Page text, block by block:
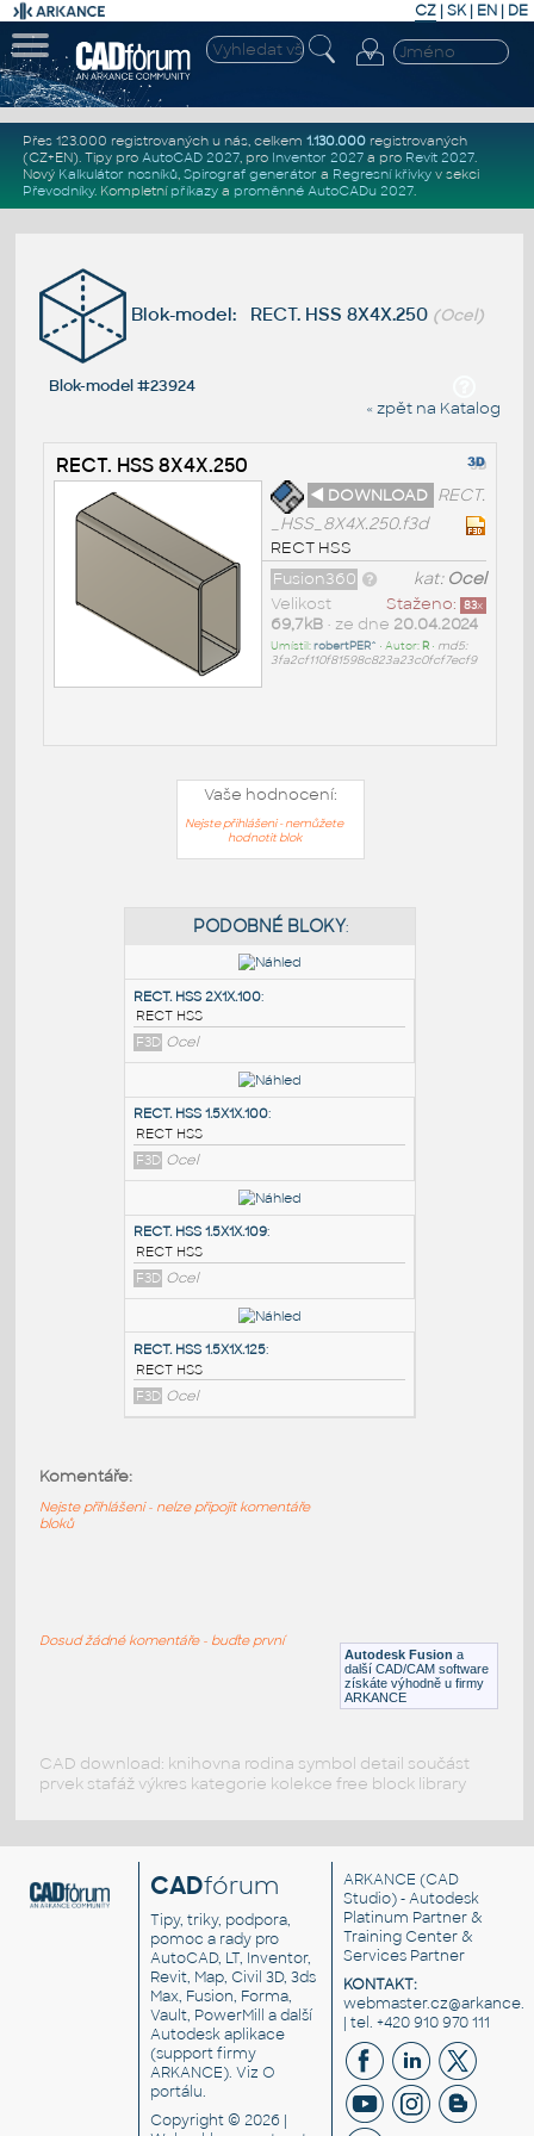
CZ | SK| EN | DE
Přes 123.000 registrovaných u nás, celkem 1.130.000registrovaných
(CZ+EN). Tipy pro AutoCAD 2027, pro Inventor 2027a pro Revit 2027.
Nový Kalkulátor nosníků, Spirograf generátor a Regresní křivkyv sekci
Převodníky. Kompletní příkazya proměnné AutoCADu 2027.
Blok-model: RECT. HSS 8X4X.250 (Ocel)
Blok-model #23924
« zpět na Katalog
RECT. HSS 8X4X.250
◄ DOWNLOAD RECT.
_HSS_8X4X.250.f3d
RECT HSS
kat: Ocel
Fusion360
Staženo: 83x
Velikost
69,7kB• ze dne 20.04.2024
Umístil:robertPER^ • Autor: R• md5:
3fa2cf110f81598c823a23c0fcf7ecf9
Vaše hodnocení:
Nejste přihlášeni - nemůžete
hodnotit blok
PODOBNÉ BLOKY
RECT. HSS 2X1X.100
F3D Ocel
RECT. HSS 1.5X1X.100
RECT HSS
F3D Ocel
F3D Ocel
F3D Ocel
Autodesk Fusion a
další CAD/CAM software
získáte výhodně u firmy
ARKANCE
Komentáře:
Nejste přihlášeni - nelze připojit komentáře
bloků
Dosud žádné komentáře - buďte první
CAD download: knihovna rodina symbol detail součást
prvek stafáž výkres kategorie kolekce free block library
CADfórum
Tipy, triky, podpora,
pomoc a rady pro
AutoCAD, LT, Inventor,
Revit, Map, Civil 3D, 3ds
Max, Fusion, Forma,
Vault, PowerMill a další
Autodesk aplikace
(support firmy
ARKANCE). VizO
portálu.
Copyright © 2026 |
ARKANCE (CAD
Studio) - Autodesk
Platinum Partner &
Training Center &
Services Partner
KONTAKT:
| tel. +420 910 970 111